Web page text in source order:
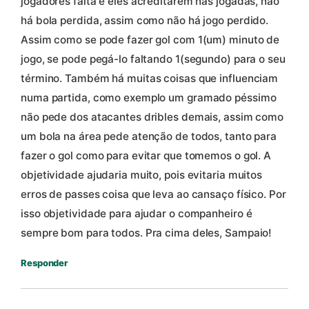
há bola perdida, assim como não há jogo perdido.
Assim como se pode fazer gol com 1(um) minuto de
jogo, se pode pegá-lo faltando 1(segundo) para o seu
término. Também há muitas coisas que influenciam
numa partida, como exemplo um gramado péssimo
não pede dos atacantes dribles demais, assim como
um bola na área pede atenção de todos, tanto para
fazer o gol como para evitar que tomemos o gol. A
objetividade ajudaria muito, pois evitaria muitos
erros de passes coisa que leva ao cansaço físico. Por
isso objetividade para ajudar o companheiro é
sempre bom para todos. Pra cima deles, Sampaio!
Responder